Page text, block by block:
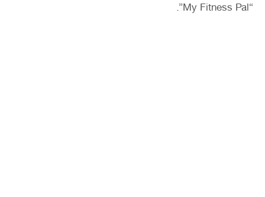
“My Fitness Pal”.